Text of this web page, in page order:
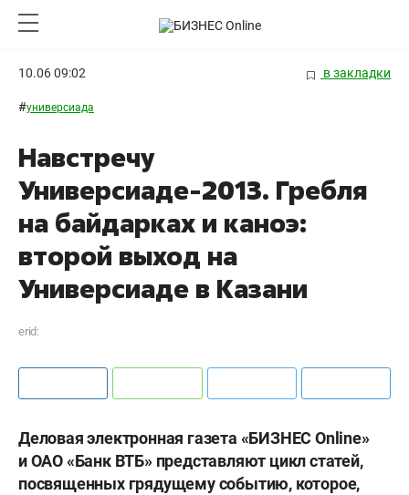
10.06 09:02 в закладки
#универсиада
Навстречу
Универсиаде-2013. Гребля
на байдарках и каноэ:
второй выход на
Универсиаде в Казани
erid:
Деловая электронная газета «БИЗНЕС Online»
и ОАО «Банк ВТБ» представляют цикл статей,
посвященных грядущему событию, которое,